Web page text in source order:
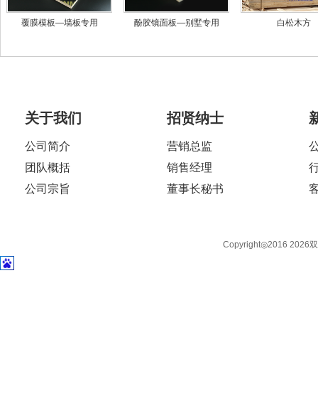
覆膜模板—墙板专用 酚胶镜面板—别墅专用 白松木方
关于我们
公司简介
团队概括
公司宗旨
招贤纳士
营销总监
销售经理
董事长秘书
Copyright◎2016 2026